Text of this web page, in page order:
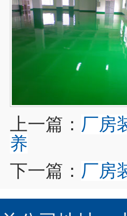
上一篇： 厂房
养
下一篇： 厂房